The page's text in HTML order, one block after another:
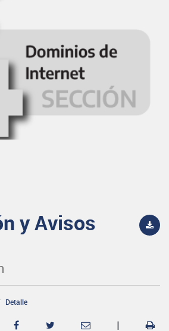
y Avisos
Detalle
|